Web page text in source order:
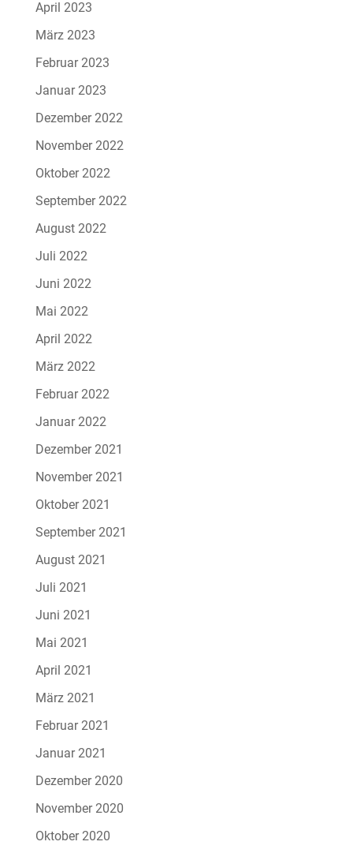
April 2023
März 2023
Februar 2023
Januar 2023
Dezember 2022
November 2022
Oktober 2022
September 2022
August 2022
Juli 2022
Juni 2022
Mai 2022
April 2022
März 2022
Februar 2022
Januar 2022
Dezember 2021
November 2021
Oktober 2021
September 2021
August 2021
Juli 2021
Juni 2021
Mai 2021
April 2021
März 2021
Februar 2021
Januar 2021
Dezember 2020
November 2020
Oktober 2020